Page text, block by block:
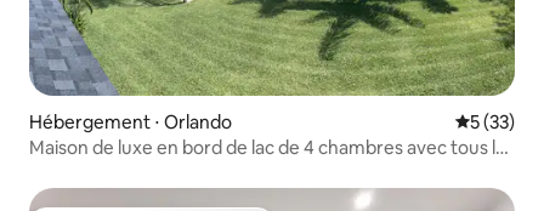
Hébergement ⋅ Orlando
5 (33)
Maison de luxe en bord de lac de 4 chambres avec tous les